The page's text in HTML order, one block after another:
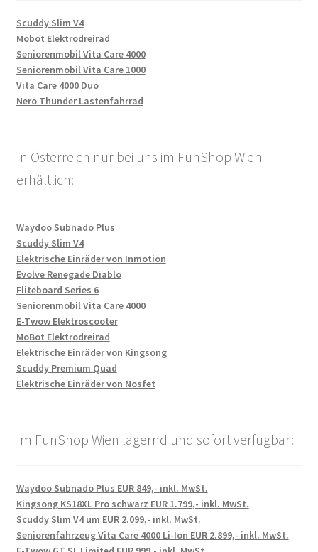
Scuddy Slim V4
Mobot Elektrodreirad
Seniorenmobil Vita Care 4000
Seniorenmobil Vita Care 1000
Vita Care 4000 Duo
Nero Thunder Lastenfahrrad
In Österreich nur bei uns im FunShop Wien
erhältlich:
Waydoo Subnado Plus
Scuddy Slim V4
Elektrische Einräder von Inmotion
Evolve Renegade Diablo
Fliteboard Series 6
Seniorenmobil Vita Care 4000
E-Twow Elektroscooter
MoBot Elektrodreirad
Elektrische Einräder von Kingsong
Scuddy Premium Quad
Elektrische Einräder von Nosfet
Im FunShop Wien lagernd und sofort verfügbar:
Waydoo Subnado Plus EUR 849,- inkl. MwSt.
Kingsong KS18XL Pro schwarz EUR 1.799,- inkl. MwSt.
Scuddy Slim V4 um EUR 2.099,- inkl. MwSt.
Seniorenfahrzeug Vita Care 4000 Li-Ion EUR 2.899,- inkl. MwSt.